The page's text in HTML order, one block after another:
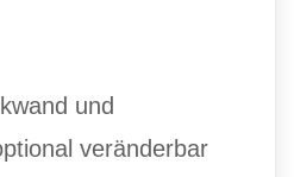
und
veränderbar